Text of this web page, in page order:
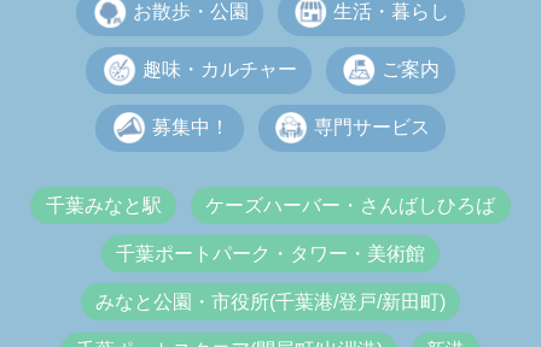
お散歩・公園 生活・暮らし
趣味・カルチャー ご案内
募集中！ 専門サービス
千葉みなと駅 ケーズハーバー・さんばしひろば
千葉ポートパーク・タワー・美術館
みなと公園・市役所(千葉港/登戸/新田町)